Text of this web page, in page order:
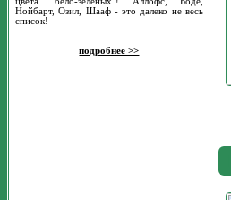
Нойбарт, Озил, Шааф - это далеко не весь
список!
подробнее >>